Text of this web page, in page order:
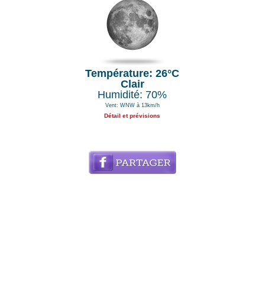
Température: 26°C
Clair
Humidité: 70%
Vent: WNW à 13km/h
Détail et prévisions